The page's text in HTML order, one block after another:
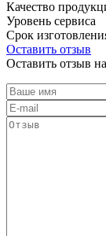
Качество
Уровень сервиса
Срок
Оставить отзыв
Оставить отзыв